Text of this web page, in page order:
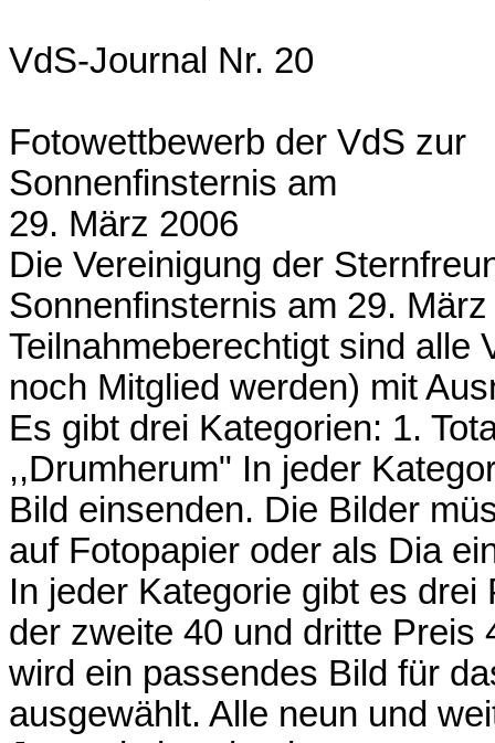
VdS-Journal Nr. 20
Fotowettbewerb der VdS zur
Sonnenfinsternis am
29. März 2006
Die Vereinigung der
Sonnenfinsternis am 29.
Teilnahmeberechtigt sind alle
noch Mitglied werden) mit
Es gibt drei Kategorien: 1.
,,Drumherum" In jeder
Bild einsenden. Die Bilder
auf Fotopapier oder als Dia
In jeder Kategorie gibt es
der zweite 40 und dritte Preis
wird ein passendes Bild für
ausgewählt. Alle neun und